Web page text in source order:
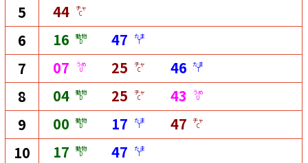
5 44 チャ
C
6 16 動物
D 47 たま
T
7 07 うめ
U 25 チャ
C 46 たま
T
8 04 動物
D 25 チャ
C 43 うめ
U
9 00 動物
D 17 たま
T 47 チャ
C
10 17 動物
D 47 たま
T